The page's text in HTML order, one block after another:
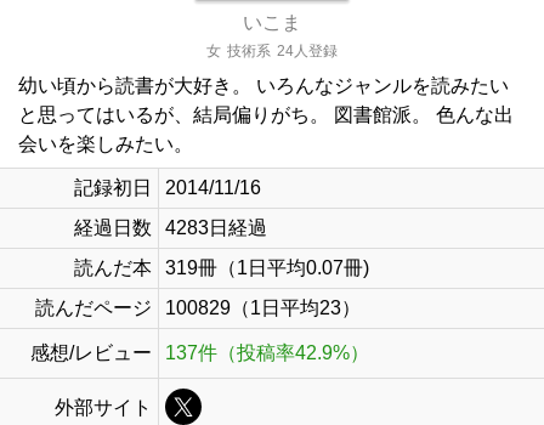
いこま
女 技術系 24人登録
幼い頃から読書が大好き。 いろんなジャンルを読みたい
と思ってはいるが、結局偏りがち。 図書館派。 色んな出
会いを楽しみたい。
記録初日
2014/11/16
経過日数
4283日経過
読んだ本
319冊（1日平均0.07冊)
読んだページ
100829（1日平均23）
感想/レビュー 137件（投稿率42.9%）
外部サイト